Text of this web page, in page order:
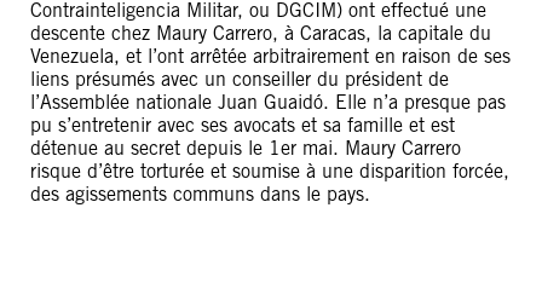
Contrainteligencia Militar, ou DGCIM) ont effectué une
descente chez Maury Carrero, à Caracas, la capitale du
Venezuela, et l’ont arrêtée arbitrairement en raison de ses
liens présumés avec un conseiller du président de
l’Assemblée nationale Juan Guaidó. Elle n’a presque pas
pu s’entretenir avec ses avocats et sa famille et est
détenue au secret depuis le 1er mai. Maury Carrero
risque d’être torturée et soumise à une disparition forcée,
des agissements communs dans le pays.